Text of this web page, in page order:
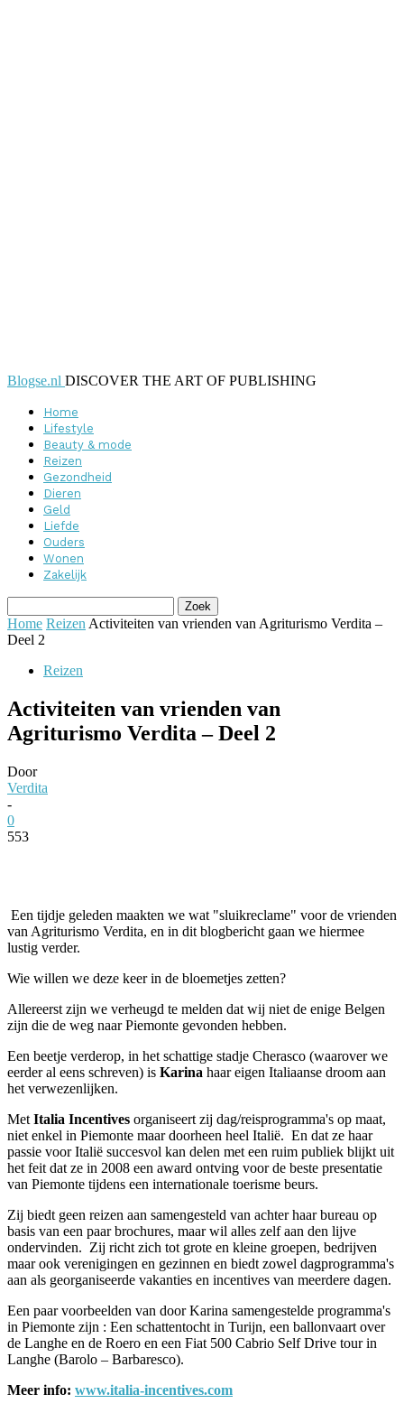
Blogse.nl DISCOVER THE ART OF PUBLISHING
Home
Lifestyle
Beauty & mode
Reizen
Gezondheid
Dieren
Geld
Liefde
Ouders
Wonen
Zakelijk
Home Reizen Activiteiten van vrienden van Agriturismo Verdita –
Deel 2
Reizen
Activiteiten van vrienden van
Agriturismo Verdita – Deel 2
Door
Verdita
-
0
553
Een tijdje geleden maakten we wat "sluikreclame" voor de vrienden
van Agriturismo Verdita, en in dit blogbericht gaan we hiermee
lustig verder.
Wie willen we deze keer in de bloemetjes zetten?
Allereerst zijn we verheugd te melden dat wij niet de enige Belgen
zijn die de weg naar Piemonte gevonden hebben.
Een beetje verderop, in het schattige stadje Cherasco (waarover we
eerder al eens schreven) is Karina haar eigen Italiaanse droom aan
het verwezenlijken.
Met Italia Incentives organiseert zij dag/reisprogramma's op maat,
niet enkel in Piemonte maar doorheen heel Italië. En dat ze haar
passie voor Italië succesvol kan delen met een ruim publiek blijkt uit
het feit dat ze in 2008 een award ontving voor de beste presentatie
van Piemonte tijdens een internationale toerisme beurs.
Zij biedt geen reizen aan samengesteld van achter haar bureau op
basis van een paar brochures, maar wil alles zelf aan den lijve
ondervinden. Zij richt zich tot grote en kleine groepen, bedrijven
maar ook verenigingen en gezinnen en biedt zowel dagprogramma's
aan als georganiseerde vakanties en incentives van meerdere dagen.
Een paar voorbeelden van door Karina samengestelde programma's
in Piemonte zijn : Een schattentocht in Turijn, een ballonvaart over
de Langhe en de Roero en een Fiat 500 Cabrio Self Drive tour in
Langhe (Barolo – Barbaresco).
Meer info: www.italia-incentives.com